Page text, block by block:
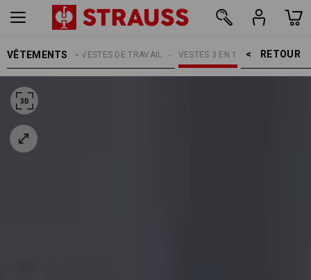
VÊTEMENTS RETOUR    >
VESTES 3 EN 1
VESTES DE TRAVAIL
FEMMES